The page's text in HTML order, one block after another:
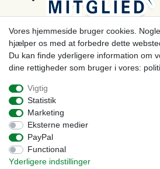
Betaling
Vores hjemmeside bruger cookies.
hjælper os med at forbedre dette
Du kan finde yderligere information om
dine rettigheder som bruger i vores:
Vigtig
Statistik
Marketing
Eksterne medier
PayPal
Functional
Yderligere indstillinger